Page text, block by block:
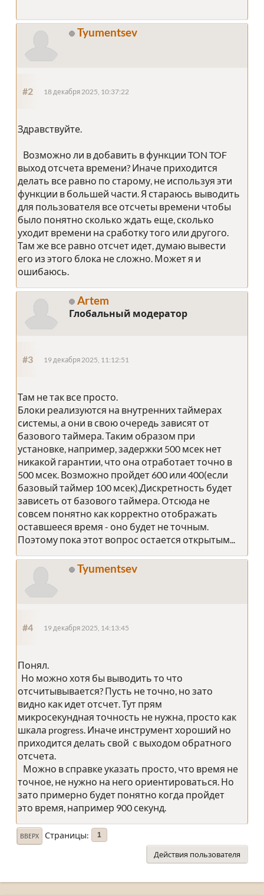
Tyumentsev
#2 18 декабря 2025, 10:37:22
Здравствуйте.
Возможно ли в добавить в функции TON TOF
выход отсчета времени? Иначе приходится
делать все равно по старому, не используя эти
функции в большей части. Я стараюсь выводить
для пользователя все отсчеты времени чтобы
было понятно сколько ждать еще, сколько
уходит времени на сработку того или другого.
Там же все равно отсчет идет, думаю вывести
его из этого блока не сложно. Может я и
ошибаюсь.
Artem
Глобальный модератор
#3 19 декабря 2025, 11:12:51
Там не так все просто.
Блоки реализуются на внутренних таймерах
системы, а они в свою очередь зависят от
базового таймера. Таким образом при
установке, например, задержки 500 мсек нет
никакой гарантии, что она отработает точно в
500 мсек. Возможно пройдет 600 или 400(если
базовый таймер 100 мсек).Дискретность будет
зависеть от базового таймера. Отсюда не
совсем понятно как корректно отображать
оставшееся время - оно будет не точным.
Поэтому пока этот вопрос остается открытым...
Tyumentsev
#4 19 декабря 2025, 14:13:45
Понял.
Но можно хотя бы выводить то что
отсчитывывается? Пусть не точно, но зато
видно как идет отсчет. Тут прям
микросекундная точность не нужна, просто как
шкала progress. Иначе инструмент хороший но
приходится делать свой с выходом обратного
отсчета.
Можно в справке указать просто, что время не
точное, не нужно на него ориентироваться. Но
зато примерно будет понятно когда пройдет
это время, например 900 секунд.
ВВЕРХ Страницы 1
Действия пользователя